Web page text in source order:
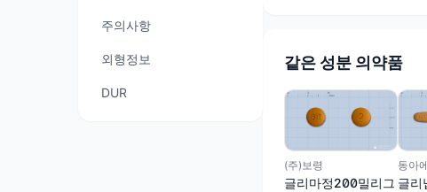
주의사항
외형정보
DUR
같은 성분 의약품
(주)보령
글리마정200밀리그
동아
글리